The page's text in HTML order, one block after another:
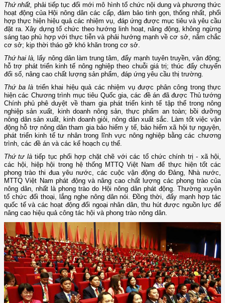
Thứ nhất, phải tiếp tục đổi mới mô hình tổ chức nội dung và phương thức
hoạt động của Hội nông dân các cấp, đảm bảo tinh gọn, thống nhất, phối
hợp thực hiện hiệu quả các nhiệm vụ, đáp ứng được mục tiêu và yêu cầu
đặt ra. Xây dựng tổ chức theo hướng linh hoạt, năng động, không ngừng
sáng tạo phù hợp với thực tiễn và phải hướng mạnh về cơ sở, nắm chắc
cơ sở; kịp thời tháo gỡ khó khăn trong cơ sở.
Thứ hai là, lấy nông dân làm trung tâm, đẩy mạnh tuyên truyền, vận động;
hỗ trợ phát triển kinh tế nông nghiệp theo chuỗi giá trị; thúc đẩy chuyển
đổi số, nâng cao chất lượng sản phẩm, đáp ứng yêu cầu thị trường.
Thứ ba là triển khai hiệu quả các nhiệm vụ được phân công trong thực
hiện các Chương trình mục tiêu Quốc gia, các đề án đã được Thủ tướng
Chính phủ phê duyệt về tham gia phát triển kinh tế tập thể trong nông
nghiệp sản xuất, kinh doanh nông sản, thực phẩm an toàn; bồi dưỡng
nông dân sản xuất, kinh doanh giỏi, nông dân xuất sắc. Làm tốt việc vận
động hỗ trợ nông dân tham gia bảo hiểm y tế, bảo hiểm xã hội tự nguyện,
phát triển kinh tế tư nhân trong lĩnh vực nông nghiệp bằng các chương
trình, các đề án và các kế hoạch cụ thể.
Thứ tư làtiếp tục phối hợp chặt chẽ với các tổ chức chính trị - xã hội,
các hội, hiệp hội trong hệ thống MTTQ Việt Nam để thực hiện tốt các
phong trào thi đua yêu nước, các cuộc vận động do Đảng, Nhà nước,
MTTQ Việt Nam phát động và nâng cao chất lượng các phong trào của
nông dân, nhất là phong trào do Hội nông dân phát động. Thường xuyên
tổ chức đối thoại, lắng nghe nông dân nói. Đồng thời, đẩy mạnh hợp tác
quốc tế và các hoạt động đối ngoại nhân dân, thu hút được nguồn lực để
nâng cao hiệu quả công tác hội và phong trào nông dân.